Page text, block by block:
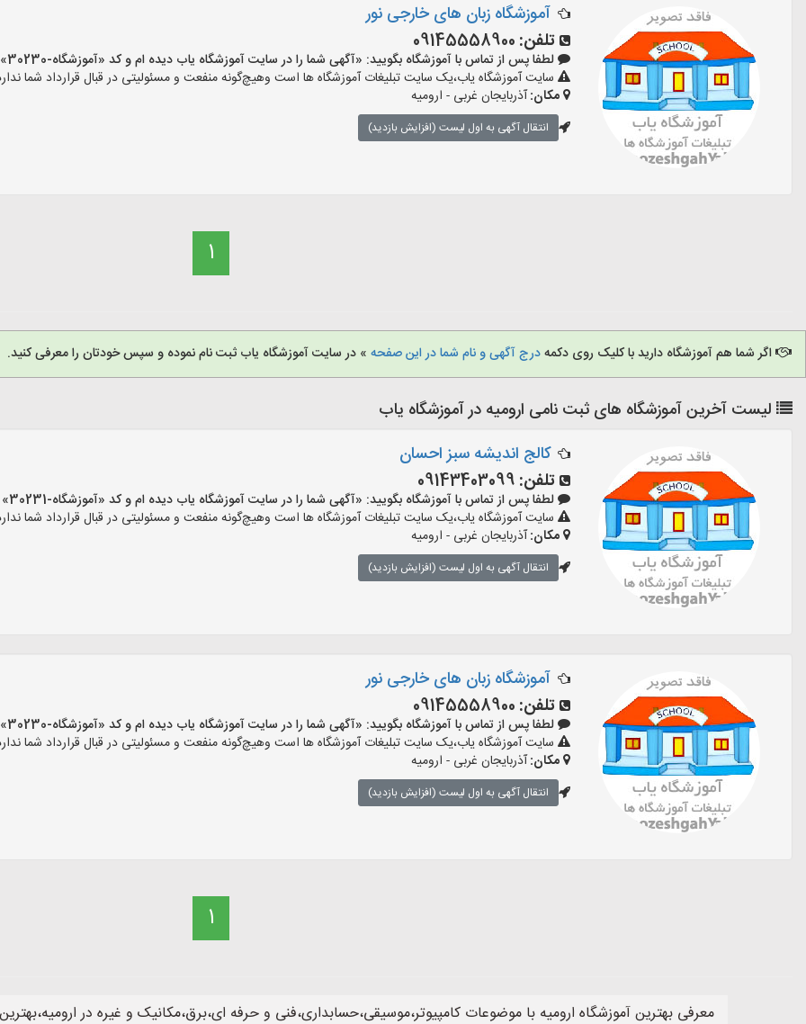
آموزشگاه زبان های خارجی نور
تلفن: 09145558900
لطفا پس از تماس با آموزشگاه بگویید: «آگهی شما را در سایت آموزشگاه یاب دیده ام و کد «آموزشگاه-30230» را اعلام کنید»
سایت آموزشگاه یاب،یک سایت تبلیغات آموزشگاه ها است وهیچ‌گونه منفعت و مسئولیتی در قبال قرارداد شما
مکان:آذربایجان غربی - ارومیه
انتقال آگهی به اول لیست (افزایش بازدید)
1
اگر شما هم آموزشگاه دارید با کلیک روی دکمهدرج آگهی و نام شما در این صفحه » در سایت آموزشگاه یاب ثبت نام نموده و سپس خودتان را معرفی کنید.
لیست آخرین آموزشگاه های ثبت نامی ارومیه در آموزشگاه یاب
کالج اندیشه سبز احسان
تلفن: 09143403099
لطفا پس از تماس با آموزشگاه بگویید: «آگهی شما را در سایت آموزشگاه یاب دیده ام و کد «آموزشگاه-30231» را اعلام کنید»
سایت آموزشگاه یاب،یک سایت تبلیغات آموزشگاه ها است وهیچ‌گونه منفعت و مسئولیتی در قبال قرارداد شما
مکان:آذربایجان غربی - ارومیه
انتقال آگهی به اول لیست (افزایش بازدید)
آموزشگاه زبان های خارجی نور
تلفن: 09145558900
لطفا پس از تماس با آموزشگاه بگویید: «آگهی شما را در سایت آموزشگاه یاب دیده ام و کد «آموزشگاه-30230» را اعلام کنید»
سایت آموزشگاه یاب،یک سایت تبلیغات آموزشگاه ها است وهیچ‌گونه منفعت و مسئولیتی در قبال قرارداد شما
مکان:آذربایجان غربی - ارومیه
انتقال آگهی به اول لیست (افزایش بازدید)
1
معرفی بهترین آموزشگاه ارومیه با موضوعات کامپیوتر،موسیقی،حسابداری،فنی و حرفه ای،برق،مکانیک و غیره در